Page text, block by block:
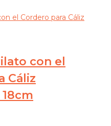
con el
Cáliz